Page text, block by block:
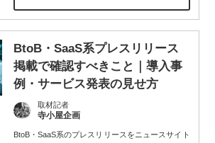
BtoB・SaaS系プレスリリース
掲載で確認すべきこと｜導入事
例・サービス発表の見せ方
取材記者
寺小屋企画
BtoB・SaaS系のプレスリリースをニュースサイト